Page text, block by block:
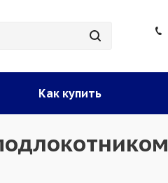
Как купить